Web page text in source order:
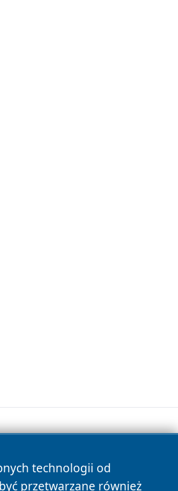
technologii od
przetwarzane również